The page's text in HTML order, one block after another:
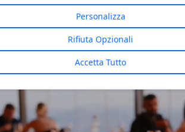
Personalizza
Rifiuta Opzionali
Accetta Tutto
per bambini: tante idee sfiziose per i